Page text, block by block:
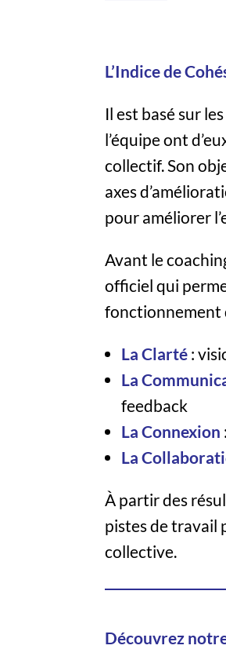
L’Indice de
Il est basé sur
l’équipe ont
collectif. Son
axes
pour améliorer
Avant le
officiel qui
fonctionnement
La Clarté :
La
feedback
La Connexion
La
À partir des
pistes de travail
collective.
Découvrez